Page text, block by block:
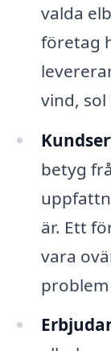
valda
företag
vind,
betyg
är. Ett
vara